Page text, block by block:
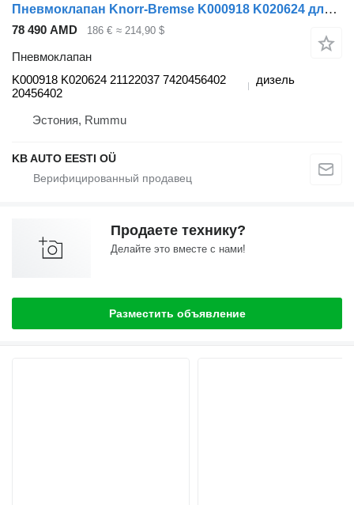
Пневмоклапан Knorr-Bremse K000918 K020624 для грузовика Volvo FM7-FM12, FM, FMX (1998-2014)
78 490 AMD 186 € ≈ 214,90 $
Пневмоклапан
K000918 K020624 21122037 7420456402
20456402
дизель
Эстония, Rummu
KB AUTO EESTI OÜ
Продаете технику?
Делайте это вместе с нами!
Разместить объявление